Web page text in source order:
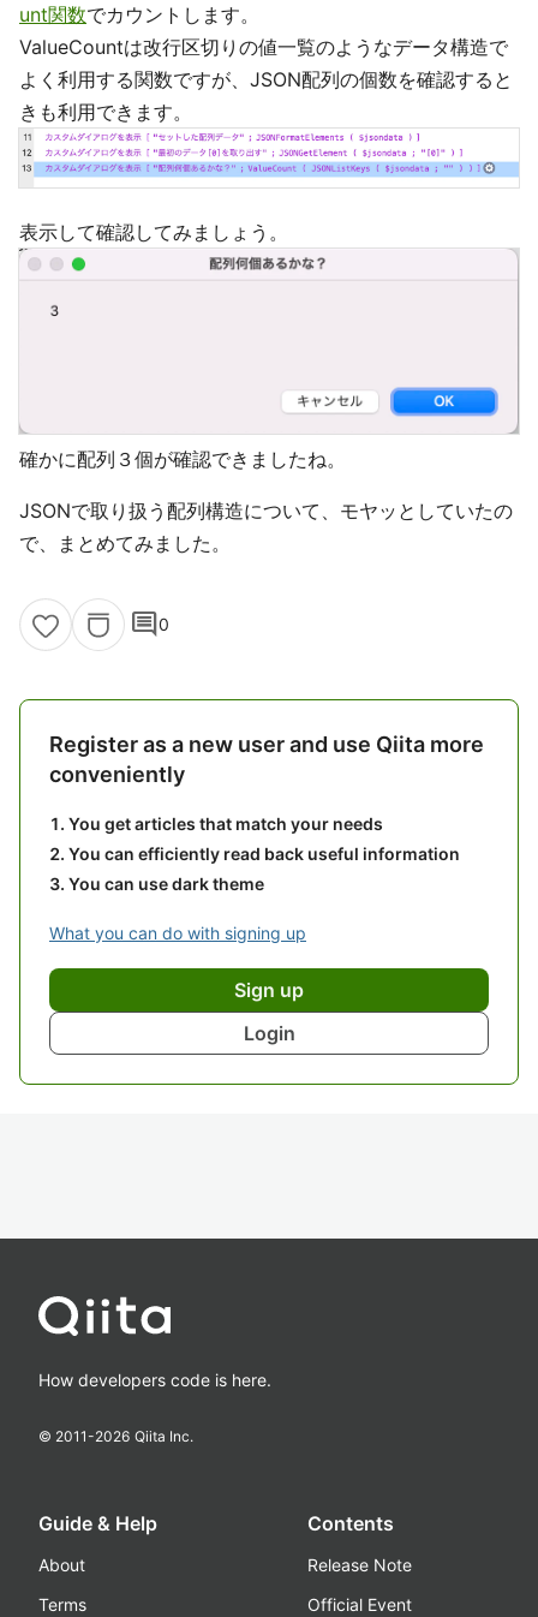
unt関数でカウントします。
ValueCountは改行区切りの値一覧のようなデータ構造で
よく利用する関数ですが、JSON配列の個数を確認すると
きも利用できます。
表示して確認してみましょう。
確かに配列３個が確認できましたね。
JSONで取り扱う配列構造について、モヤッとしていたの
で、まとめてみました。
comment0
Register as a new user and use Qiita more
conveniently
You get articles that match your needs
You can efficiently read back useful information
You can use dark theme
What you can do with signing up
Sign up
Login
How developers code is here.
© 2011-2026 Qiita Inc.
Guide & Help
About
Terms
Contents
Release Note
Official Event